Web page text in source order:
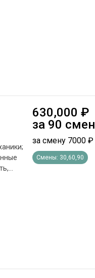
630,000 ₽
за 90 смен
за смену 7000 ₽
Смены: 30,60,90